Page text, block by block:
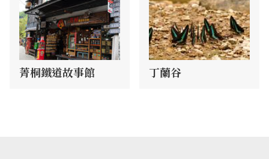
菁桐鐵道故事館 丁蘭谷